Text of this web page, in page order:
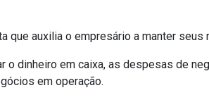
que auxilia o empresário a manter
o dinheiro em caixa, as despesas de
em operação.